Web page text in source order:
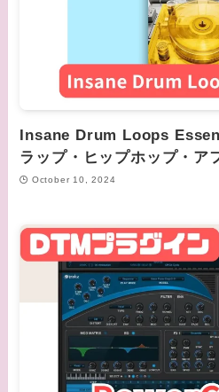
Insane Drum Loops
ラップ・ヒップホップ・ア
October 10, 2024